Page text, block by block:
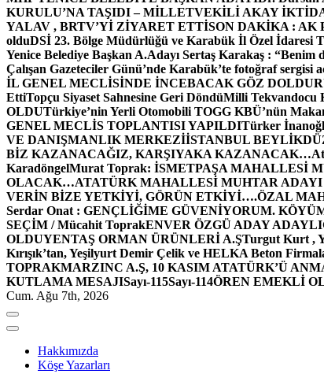
KURULU’NA TAŞIDI – MİLLETVEKİLİ AKAY
YALAV , BRTV’Yİ ZİYARET ETTİSON DAKİKA : AK
olduDSİ 23. Bölge Müdürlüğü ve Karabük İl Özel İdaresi
Yenice Belediye Başkan A.Adayı Sertaş Karakaş :
Çalışan Gazeteciler Günü’nde Karabük’te fotoğraf sergisi
İL GENEL MECLİSİNDE İNCEBACAK GÖZ
EttiTopçu Siyaset Sahnesine Geri DöndüMilli Tekvandocu
OLDUTürkiye’nin Yerli Otomobili TOGG KBÜ’nün
GENEL MECLİS TOPLANTISI YAPILDITürker
VE DANIŞMANLIK MERKEZİİSTANBUL
BİZ KAZANACAĞIZ, KARŞIYAKA KAZANACAK…
KaradöngelMurat Toprak: İSMETPAŞA MAHALLESİ
OLACAK…ATATÜRK MAHALLESİ MUHTAR
VERİN BİZE YETKİYİ, GÖRÜN ETKİYİ….ÖZAL
Serdar Onat : GENÇLİĞİME GÜVENİYORUM.
SEÇİM / Mücahit ToprakENVER ÖZGÜ ADAY
OLDUYENTAŞ ORMAN ÜRÜNLERİ A.ŞTurgut Kurt ,
Kırışık’tan, Yeşilyurt Demir Çelik ve HELKA Beton
TOPRAKMARZINC A.Ş, 10 KASIM ATATÜRK’Ü
KUTLAMA MESAJISayı-115Sayı-114ÖREN EMEKLİ
Cum. Ağu 7th, 2026
Hakkımızda
Köşe Yazarları